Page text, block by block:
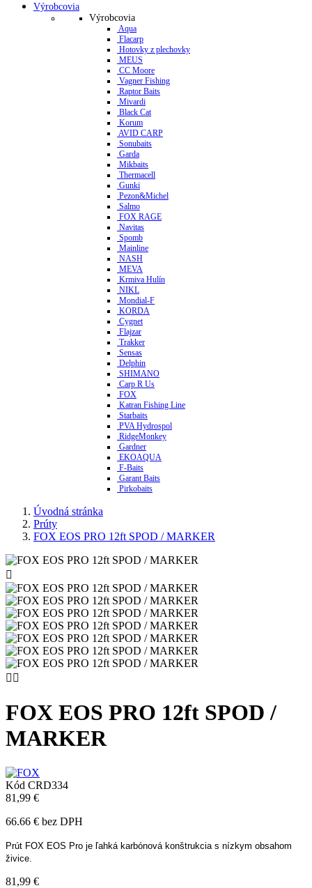
Výrobcovia
Výrobcovia
Aqua
Flacarp
Hotovky z plechovky
MEUS
CC Moore
Vagner Fishing
Raptor Baits
Mivardi
Black Cat
Korum
AVID CARP
Sonubaits
Garda
Mikbaits
Thermacell
Gunki
Pezon&Michel
Salmo
FOX RAGE
Navitas
Spomb
Mainline
NASH
MEVA
Krmiva Hulín
NIKL
Mondial-F
KORDA
Cygnet
Flajzar
Trakker
Sensas
Delphin
SHIMANO
Carp R Us
FOX
Katran Fishing Line
Starbaits
PVA Hydrospol
RidgeMonkey
Gardner
EKOAQUA
F-Baits
Garant Baits
Pirkobaits
Úvodná stránka
Prúty
FOX EOS PRO 12ft SPOD / MARKER

 
FOX EOS PRO 12ft SPOD /
MARKER
Kód CRD334
81,99 €
66.66 € bez DPH
Prút FOX EOS Pro je ľahká karbónová konštrukcia s nízkym obsahom
živice.
81,99 €